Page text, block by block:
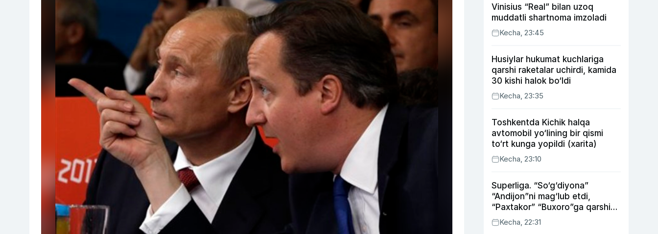
Vinisius “Real” bilan uzoq
muddatli shartnoma imzoladi
Kecha, 23:45
Husiylar hukumat kuchlariga
qarshi raketalar uchirdi, kamida
30 kishi halok bo‘ldi
Kecha, 23:35
Toshkentda Kichik halqa
avtomobil yo‘lining bir qismi
to‘rt kunga yopildi (xarita)
Kecha, 23:10
Superliga. “So‘g‘diyona”
“Andijon”ni mag‘lub etdi,
“Paxtakor” “Buxoro”ga qarshi
bahsda g‘alabani qo‘ldan
chiqardi
Kecha, 22:31